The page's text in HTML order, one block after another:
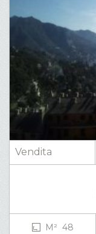
Vendita
M² 48